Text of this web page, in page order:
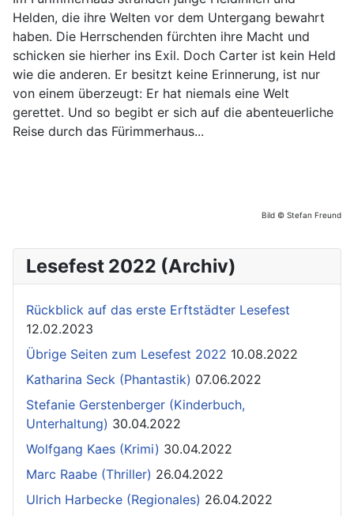
Helden, die ihre Welten vor dem Untergang bewahrt
haben. Die Herrschenden fürchten ihre Macht und
schicken sie hierher ins Exil. Doch Carter ist kein Held
wie die anderen. Er besitzt keine Erinnerung, ist nur
von einem überzeugt: Er hat niemals eine Welt
gerettet. Und so begibt er sich auf die abenteuerliche
Reise durch das Fürimmerhaus...
Bild © Stefan Freund
Lesefest 2022 (Archiv)
Rückblick auf das erste Erftstädter Lesefest
12.02.2023
Übrige Seiten zum Lesefest 2022 10.08.2022
Katharina Seck (Phantastik) 07.06.2022
Stefanie Gerstenberger (Kinderbuch,
Unterhaltung) 30.04.2022
Wolfgang Kaes (Krimi) 30.04.2022
Marc Raabe (Thriller) 26.04.2022
Ulrich Harbecke (Regionales) 26.04.2022